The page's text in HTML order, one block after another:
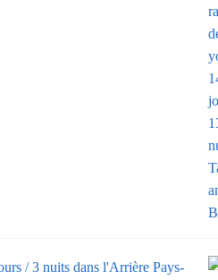
/ 3 nuits dans l'Arrière Pays-